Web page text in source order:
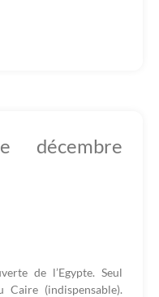
décembre
de l’Egypte. Seul
(indispensable).